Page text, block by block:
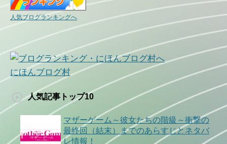
人気ブログランキングへ
にほんブログ村
人気記事トップ10
マザーゲーム～彼女たちの階級～衝撃の
最終回（結末）までのあらすじとネタバ
レ情報！